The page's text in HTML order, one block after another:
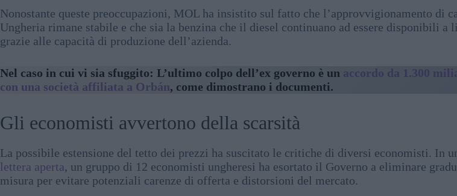
Nonostante queste preoccupazioni, MOL ha insistito sul fatto che l’approvvigionamento di
Ungheria rimane stabile e che sia la benzina che il diesel continuano ad essere disponibili a
grazie alle capacità di produzione dell’azienda.
Nel caso in cui vi sia sfuggito: L’ultimo colpo dell’ex governo è un accordo da 1.300
con una società affiliata a Orbán, come dimostrano i documenti.
Gli economisti avvertono della scarsità
La possibile estensione del tetto dei prezzi ha suscitato le critiche di diversi economisti. In
lettera aperta, un gruppo di 12 economisti ungheresi ha esortato il Governo a eliminare
misura per evitare potenziali carenze di offerta e distorsioni del mercato.